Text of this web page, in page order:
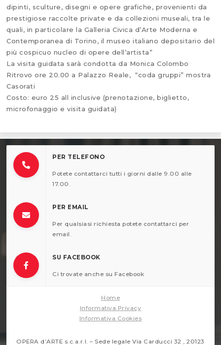
dipinti, sculture, disegni e opere grafiche, provenienti da
prestigiose raccolte private e da collezioni museali, tra le
quali, in particolare la Galleria Civica d’Arte Moderna e
Contemporanea di Torino, il museo italiano depositario del
più cospicuo nucleo di opere dell’artista”
La visita guidata sarà condotta da Monica Colombo
Ritrovo ore 20.00 a Palazzo Reale, “coda gruppi” mostra
Casorati
Costo: euro 25 all inclusive (prenotazione, biglietto,
microfonaggio e visita guidata)
PER TELEFONO
Potete contattarci tutti i giorni dalle 9.00 alle
17.00.
PER EMAIL
Per qualsiasi richiesta potete contattarci per
email.
SU FACEBOOK
Ci trovate anche su Facebook
Home
Informativa Privacy
Informativa Cookies
OPERA d’ARTE s.c.a.r.l. – Sede legale Via Carducci 32 , 20123